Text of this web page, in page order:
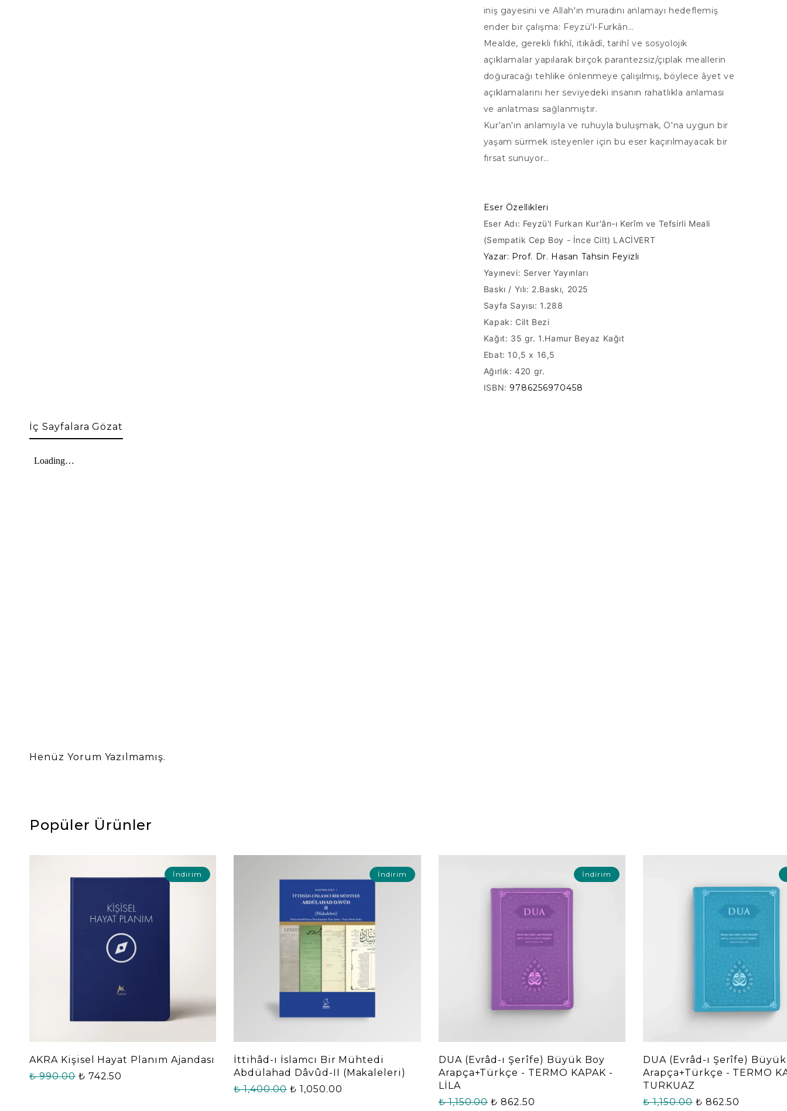
iniş gayesini ve Allah'ın muradını anlamayı hedeflemiş
ender bir çalışma: Feyzü'l-Furkân…
Mealde, gerekli fıkhî, itikâdî, tarihî ve sosyolojik
açıklamalar yapılarak birçok parantezsiz/çıplak meallerin
doğuracağı tehlike önlenmeye çalışılmış, böylece âyet ve
açıklamalarını her seviyedeki insanın rahatlıkla anlaması
ve anlatması sağlanmıştır.
Kur'an'ın anlamıyla ve ruhuyla buluşmak, O'na uygun bir
yaşam sürmek isteyenler için bu eser kaçırılmayacak bir
fırsat sunuyor…
Eser Özellikleri
Eser Adı: Feyzü'l Furkan Kur'ân-ı Kerîm ve Tefsirli Meali
(Sempatik Cep Boy - İnce Cilt) LACİVERT
Yazar: Prof. Dr. Hasan Tahsin Feyizli
Yayınevi: Server Yayınları
Baskı / Yılı: 2.Baskı, 2025
Sayfa Sayısı: 1.288
Kapak: Cilt Bezi
Kağıt: 35 gr. 1.Hamur Beyaz Kağıt
Ebat: 10,5 x 16,5
Ağırlık: 420 gr.
ISBN: 9786256970458
İç Sayfalara Gözat
Henüz Yorum Yazılmamış.
Popüler Ürünler
İndirim
AKRA Kişisel Hayat Planım Ajandası
₺ 990.00 ₺ 742.50
İndirim
İttihâd-ı İslamcı Bir Mühtedi
Abdülahad Dâvûd-II (Makaleleri)
₺ 1,400.00 ₺ 1,050.00
İndirim
DUA (Evrâd-ı Şerîfe) Büyük Boy
Arapça+Türkçe - TERMO KAPAK -
LİLA
₺ 1,150.00 ₺ 862.50
DUA (Evrâd-ı Şerîfe)
Arapça+Türkçe - TERMO
TURKUAZ
₺ 1,150.00 ₺ 862.50